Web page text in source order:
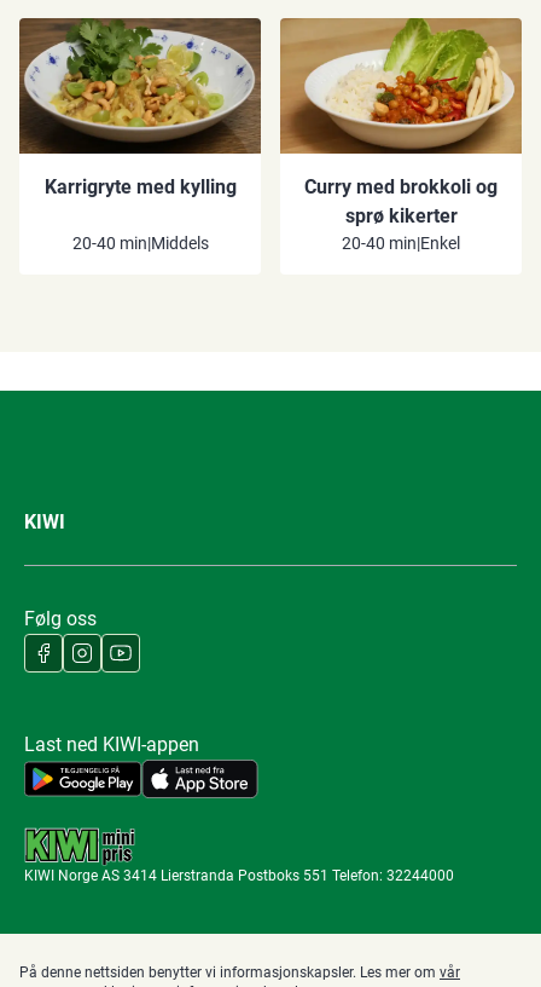
Karrigryte med kylling
20-40 min|Middels
Curry med brokkoli og
sprø kikerter
20-40 min|Enkel
KIWI
Følg oss
Last ned KIWI-appen
KIWI Norge AS 3414 Lierstranda Postboks 551 Telefon: 32244000
På denne nettsiden benytter vi informasjonskapsler. Les mer om vår